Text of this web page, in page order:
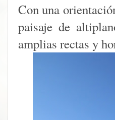
Con una
paisaje de
amplias rectas y